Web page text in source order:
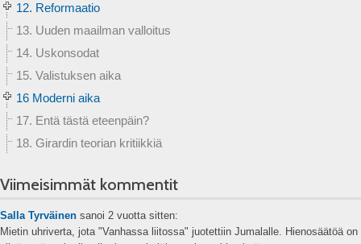
12. Reformaatio
13. Uuden maailman valloitus
14. Uskonsodat
15. Valistuksen aika
16 Moderni aika
17. Entä tästä eteenpäin?
18. Girardin teorian kritiikkiä
Viimeisimmät kommentit
Salla Tyrväinen sanoi 2 vuotta sitten:
Mietin uhriverta, jota "Vanhassa liitossa" juotettiin Jumalalle. Hienosäätöä on